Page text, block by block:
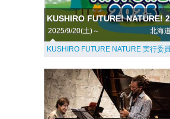
KUSHIRO FUTURE! NATURE!
2025/9/20(土)～ 北海道
KUSHIRO FUTURE NATURE 実行委